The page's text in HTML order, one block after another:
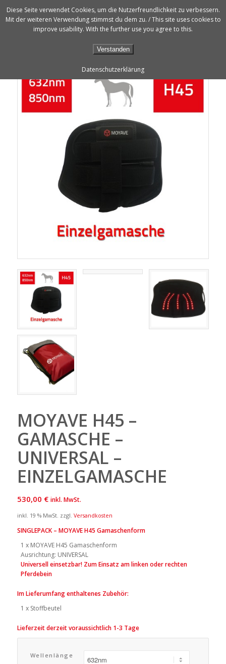
MOYAVE H45 –
GAMASCHE –
UNIVERSAL –
EINZELGAMASCHE
530,00 € inkl. MwSt.
inkl. 19 % MwSt. zzgl. Versandkosten
SINGLEPACK – MOYAVE H45 Gamaschenform
1 x MOYAVE H45 Gamaschenform
Ausrichtung: UNIVERSAL
Universell einsetzbar! Zum Einsatz am linken oder rechten
Pferdebein
Im Lieferumfang enthaltenes Zubehör:
1 x Stoffbeutel
Lieferzeit derzeit voraussichtlich 1-3 Tage
Wellenlänge
Diese Seite verwendet Cookies, um die Nutzerfreundlichkeit zu verbessern.
Mit der weiteren Verwendung stimmst du dem zu. / This site uses cookies to
improve usability. With the further use you agree to this.
Verstanden
Datenschutzerklärung